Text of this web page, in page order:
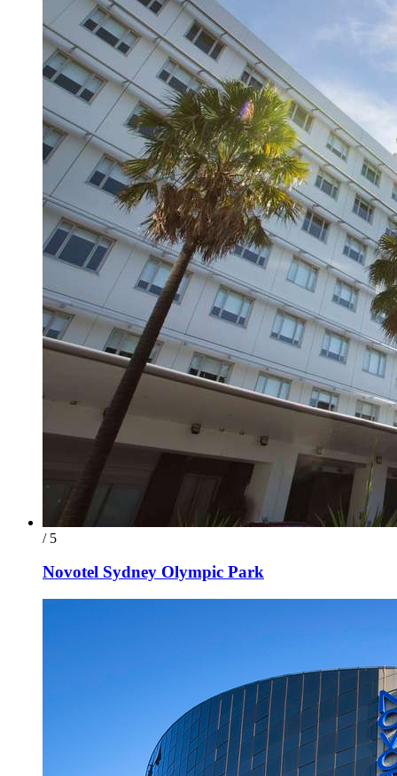
/ 5
Novotel Sydney Olympic Park